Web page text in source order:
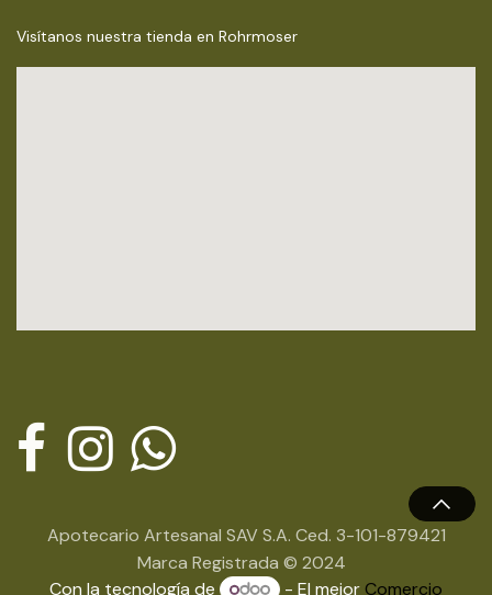
Visítanos nuestra tienda en Rohrmoser
Apotecario Artesanal SAV S.A. Ced. 3-101-879421
Marca Registrada © 2024
Con la tecnología de
- El mejor Comercio